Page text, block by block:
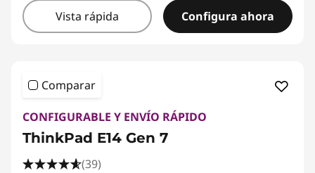
Vista rápida Configura ahora
Comparar
CONFIGURABLE Y ENVÍO RÁPIDO
ThinkPad E14 Gen 7
(39)